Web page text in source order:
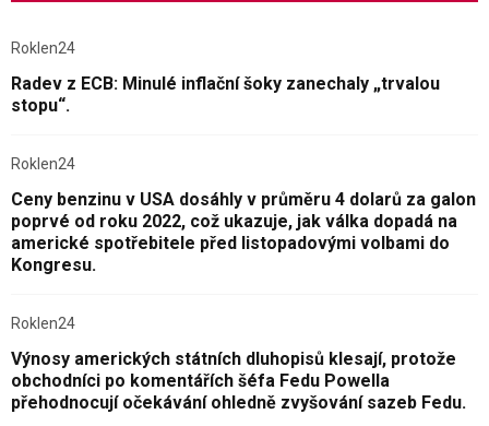
Roklen24
Radev z ECB: Minulé inflační šoky zanechaly „trvalou
stopu“.
Roklen24
Ceny benzinu v USA dosáhly v průměru 4 dolarů za galon
poprvé od roku 2022, což ukazuje, jak válka dopadá na
americké spotřebitele před listopadovými volbami do
Kongresu.
Roklen24
Výnosy amerických státních dluhopisů klesají, protože
obchodníci po komentářích šéfa Fedu Powella
přehodnocují očekávání ohledně zvyšování sazeb Fedu.